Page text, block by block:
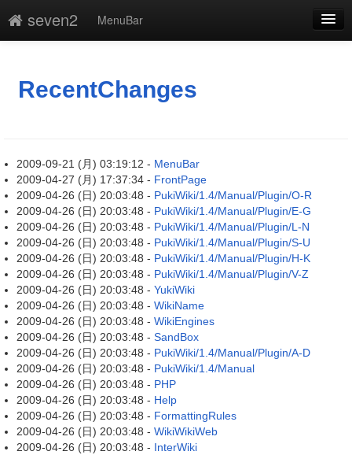
seven2
MenuBar
最終更新
RecentChanges
2009-09-21 (月) 03:19:12 - MenuBar
2009-04-27 (月) 17:37:34 - FrontPage
2009-04-26 (日) 20:03:48 - PukiWiki/1.4/Manual/Plugin/O-R
2009-04-26 (日) 20:03:48 - PukiWiki/1.4/Manual/Plugin/E-G
2009-04-26 (日) 20:03:48 - PukiWiki/1.4/Manual/Plugin/L-N
2009-04-26 (日) 20:03:48 - PukiWiki/1.4/Manual/Plugin/S-U
2009-04-26 (日) 20:03:48 - PukiWiki/1.4/Manual/Plugin/H-K
2009-04-26 (日) 20:03:48 - PukiWiki/1.4/Manual/Plugin/V-Z
2009-04-26 (日) 20:03:48 - YukiWiki
2009-04-26 (日) 20:03:48 - WikiName
2009-04-26 (日) 20:03:48 - WikiEngines
2009-04-26 (日) 20:03:48 - SandBox
2009-04-26 (日) 20:03:48 - PukiWiki/1.4/Manual/Plugin/A-D
2009-04-26 (日) 20:03:48 - PukiWiki/1.4/Manual
2009-04-26 (日) 20:03:48 - PHP
2009-04-26 (日) 20:03:48 - Help
2009-04-26 (日) 20:03:48 - FormattingRules
2009-04-26 (日) 20:03:48 - WikiWikiWeb
2009-04-26 (日) 20:03:48 - InterWiki